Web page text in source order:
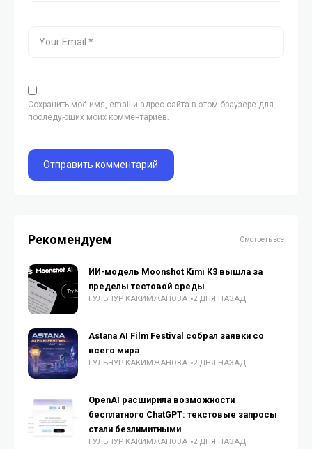
Сохранить моё имя, email и адрес сайта в этом браузере для
последующих моих комментариев.
Рекомендуем Смотреть все
ИИ-модель Moonshot Kimi K3 вышла за
пределы тестовой среды
ГУЛЬНУР КАКИМЖАНОВА 2 ДНЯ НАЗАД
Astana AI Film Festival собрал заявки со
всего мира
ГУЛЬНУР КАКИМЖАНОВА 2 ДНЯ НАЗАД
OpenAI расширила возможности
бесплатного ChatGPT: текстовые запросы
стали безлимитными
ГУЛЬНУР КАКИМЖАНОВА 2 ДНЯ НАЗАД